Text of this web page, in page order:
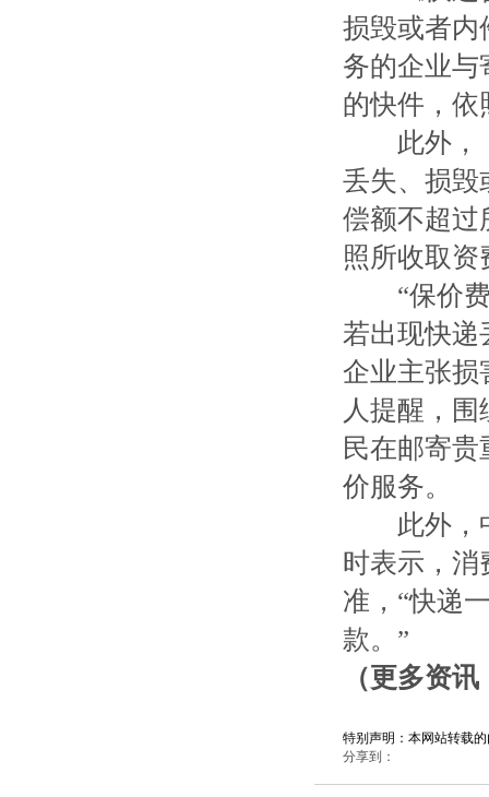
损毁或者内
务的企业与
的快件，依
此外，《
丢失、损毁
偿额不超过
照所收取资
“保价费
若出现快递
企业主张损
人提醒，
民在邮寄
价服务。
此外，中
时表示，
准，“快递
款。”
（更多资
特别声明：本网站转载
分享到：